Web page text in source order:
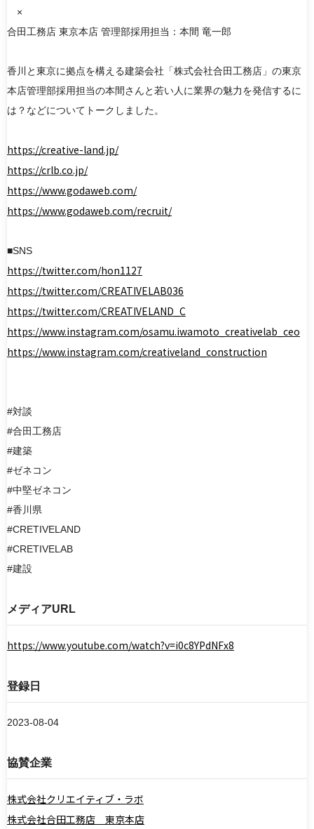
×
合田工務店 東京本店 管理部採用担当：本間 竜一郎
香川と東京に拠点を構える建築会社「株式会社合田工務店」の東京
本店管理部採用担当の本間さんと若い人に業界の魅力を発信するに
は？などについてトークしました。
https://creative-land.jp/
https://crlb.co.jp/
https://www.godaweb.com/
https://www.godaweb.com/recruit/
■SNS
https://twitter.com/hon1127
https://twitter.com/CREATIVELAB036
https://twitter.com/CREATIVELAND_C
https://www.instagram.com/osamu.iwamoto_creativelab_ceo
https://www.instagram.com/creativeland_construction
#対談
#合田工務店
#建築
#ゼネコン
#中堅ゼネコン
#香川県
#CRETIVELAND
#CRETIVELAB
#建設
メディアURL
https://www.youtube.com/watch?v=i0c8YPdNFx8
登録日
2023-08-04
協賛企業
株式会社クリエイティブ・ラボ
株式会社合田工務店 東京本店